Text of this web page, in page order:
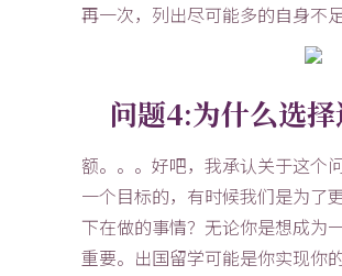
再一次，列出尽可能多的自身不
问题4:为什么选
额。。。好吧，我承认关于这个
一个目标的，有时候我们是为了
下在做的事情？无论你是想成为
重要。出国留学可能是你实现你